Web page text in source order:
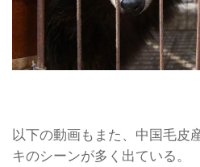
以下の動画もまた、中国毛皮
キのシーンが多く出ている。